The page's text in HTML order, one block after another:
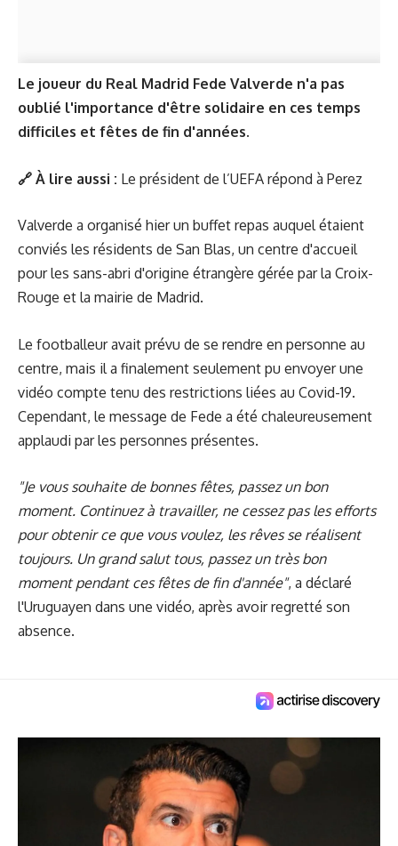
Le joueur du Real Madrid Fede Valverde n'a pas
oublié l'importance d'être solidaire en ces temps
difficiles et fêtes de fin d'années.
🔗 À lire aussi : Le président de l’UEFA répond à Perez
Valverde a organisé hier un buffet repas auquel étaient
conviés les résidents de San Blas, un centre d'accueil
pour les sans-abri d'origine étrangère gérée par la Croix-
Rouge et la mairie de Madrid.
Le footballeur avait prévu de se rendre en personne au
centre, mais il a finalement seulement pu envoyer une
vidéo compte tenu des restrictions liées au Covid-19.
Cependant, le message de Fede a été chaleureusement
applaudi par les personnes présentes.
"Je vous souhaite de bonnes fêtes, passez un bon
moment. Continuez à travailler, ne cessez pas les efforts
pour obtenir ce que vous voulez, les rêves se réalisent
toujours. Un grand salut tous, passez un très bon
moment pendant ces fêtes de fin d'année", a déclaré
l'Uruguayen dans une vidéo, après avoir regretté son
absence.